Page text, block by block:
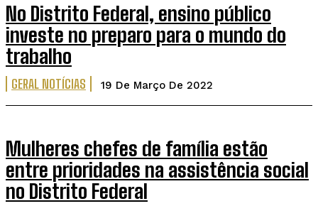
No Distrito Federal, ensino público
investe no preparo para o mundo do
trabalho
GERAL NOTÍCIAS 19 De Março De 2022
Mulheres chefes de família estão
entre prioridades na assistência social
no Distrito Federal